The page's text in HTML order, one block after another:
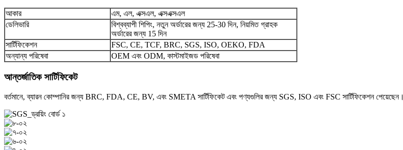
আকার
এম, এল, এক্সএল, এক্সএক্সএল
ডেলিভারি
বিশ্বব্যাপী শিপিং, নতুন অর্ডারের জন্য 25-30 দিন, নিয়মিত গ্রাহক
অর্ডারের জন্য 15 দিন
সার্টিফিকেশন
FSC, CE, TCF, BRC, SGS, ISO, OEKO, FDA
অন্যান্য পরিষেবা
OEM এবং ODM, কাস্টমাইজড পরিষেবা
আন্তর্জাতিক সার্টিফিকেট
বর্তমানে, ব্যারন কোম্পানির জন্য BRC, FDA, CE, BV, এবং SMETA সার্টিফিকেট এবং পণ্যগুলির জন্য SGS, ISO এবং FSC সার্টিফিকেশন পেয়েছেন।